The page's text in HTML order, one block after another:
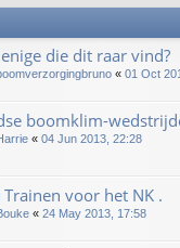
die dit raar vind?
« 01 Oct
boomklim-
« 04 Jun 2013, 22:28
voor het NK .
« 24 May 2013, 17:58